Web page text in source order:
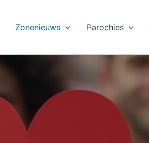
Zonenieuws Parochies